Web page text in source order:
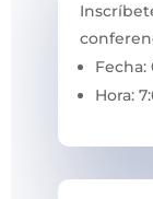
Fecha:
Hora: